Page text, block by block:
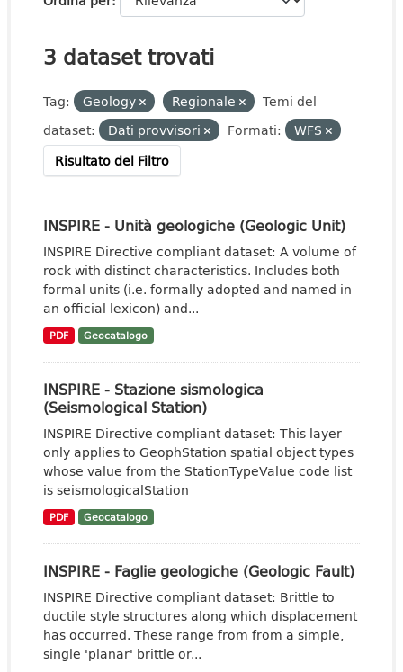
3 dataset trovati
Tag: Geology Regionale
Temi del
dataset:
Dati provvisori Formati:
WFS
Risultato del Filtro
INSPIRE - Unità geologiche (Geologic Unit)
INSPIRE Directive compliant dataset: A volume of
rock with distinct characteristics. Includes both
formal units (i.e. formally adopted and named in
an official lexicon) and...
PDF Geocatalogo
INSPIRE - Stazione sismologica
(Seismological Station)
INSPIRE Directive compliant dataset: This layer
only applies to GeophStation spatial object types
whose value from the StationTypeValue code list
is seismologicalStation
PDF Geocatalogo
INSPIRE - Faglie geologiche (Geologic Fault)
INSPIRE Directive compliant dataset: Brittle to
ductile style structures along which displacement
has occurred. These range from from a simple,
single 'planar' brittle or...